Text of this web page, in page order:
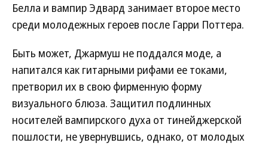
Белла и вампир Эдвард занимает второе место
среди молодежных героев после Гарри Поттера.
Быть может, Джармуш не поддался моде, а
напитался как гитарными рифами ее токами,
претворил их в свою фирменную форму
визуального блюза. Защитил подлинных
носителей вампирского духа от тинейджерской
пошлости, не увернувшись, однако, от молодых